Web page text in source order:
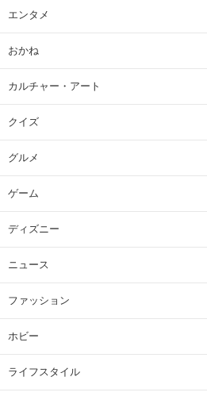
エンタメ
おかね
カルチャー・アート
クイズ
グルメ
ゲーム
ディズニー
ニュース
ファッション
ホビー
ライフスタイル